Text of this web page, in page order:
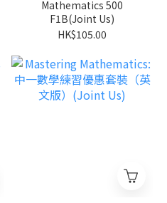
Mathematics 500
F1B(Joint Us)
HK$105.00